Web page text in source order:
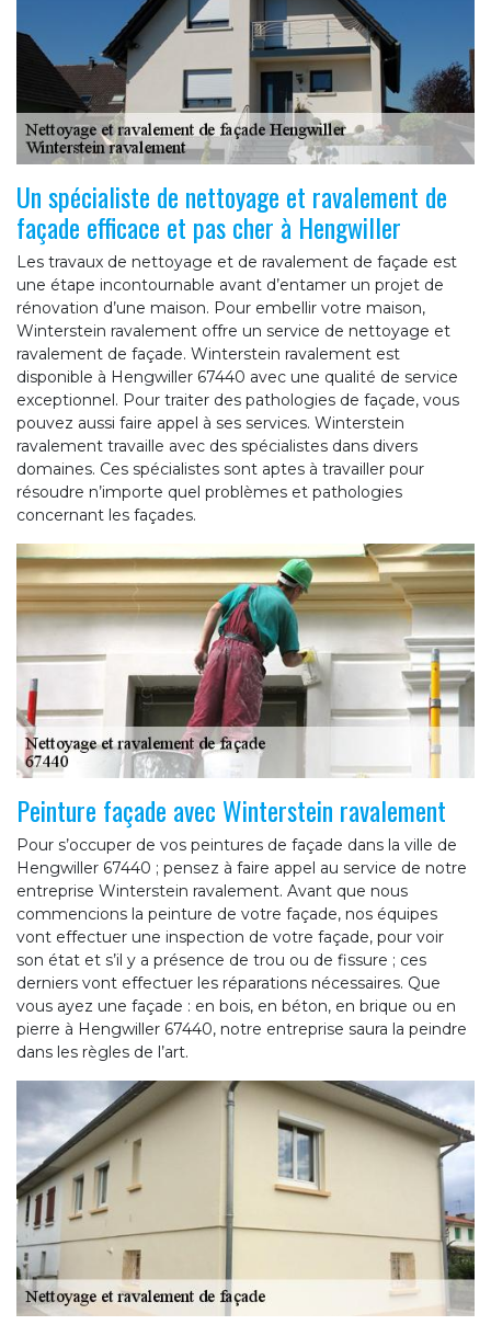
Un spécialiste de nettoyage et ravalement de
façade efficace et pas cher à Hengwiller
Les travaux de nettoyage et de ravalement de façade est
une étape incontournable avant d’entamer un projet de
rénovation d’une maison. Pour embellir votre maison,
Winterstein ravalement offre un service de nettoyage et
ravalement de façade. Winterstein ravalement est
disponible à Hengwiller 67440 avec une qualité de service
exceptionnel. Pour traiter des pathologies de façade, vous
pouvez aussi faire appel à ses services. Winterstein
ravalement travaille avec des spécialistes dans divers
domaines. Ces spécialistes sont aptes à travailler pour
résoudre n’importe quel problèmes et pathologies
concernant les façades.
Peinture façade avec Winterstein ravalement
Pour s’occuper de vos peintures de façade dans la ville de
Hengwiller 67440 ; pensez à faire appel au service de notre
entreprise Winterstein ravalement. Avant que nous
commencions la peinture de votre façade, nos équipes
vont effectuer une inspection de votre façade, pour voir
son état et s’il y a présence de trou ou de fissure ; ces
derniers vont effectuer les réparations nécessaires. Que
vous ayez une façade : en bois, en béton, en brique ou en
pierre à Hengwiller 67440, notre entreprise saura la peindre
dans les règles de l’art.